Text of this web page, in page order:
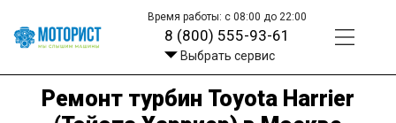
Время работы: с 08:00 до 22:00
8 (800) 555-93-61
Выбрать сервис
Ремонт турбин Toyota Harrier